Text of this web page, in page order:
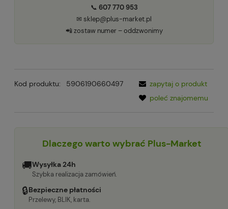
📞 607 770 953
✉ sklep@plus-market.pl
📲 zostaw numer – oddzwonimy
Kod produktu: 5906190660497
zapytaj o produkt
poleć znajomemu
Dlaczego warto wybrać Plus-Market
🚚Wysyłka 24h
Szybka realizacja zamówień.
🔒Bezpieczne płatności
Przelewy, BLIK, karta.